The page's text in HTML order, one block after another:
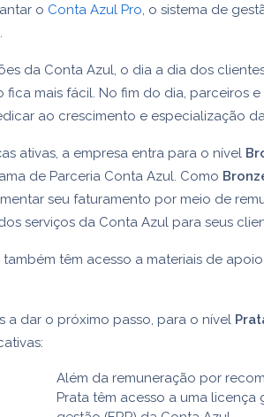
o Conta Azul Pro , o sistema de
da Conta Azul, o dia a dia dos
fica mais fácil. No fim do dia, parceiros
ao crescimento e especialização
ativas, a empresa entra para o nível
de Parceria Conta Azul. Como
seu faturamento por meio de
serviços da Conta Azul para seus
também têm acesso a materiais de
a dar o próximo passo, para o nível
Além da remuneração por
Prata têm acesso a uma licença